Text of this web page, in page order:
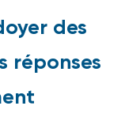
des
réponses